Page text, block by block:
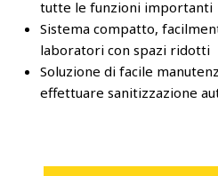
tutte le funzioni importanti
Sistema compatto,
laboratori con spazi ridotti
Soluzione di facile
effettuare sanitizzazione